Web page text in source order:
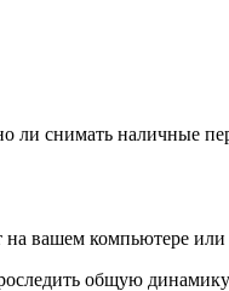
снимать наличные
вашем компьютере или
общую